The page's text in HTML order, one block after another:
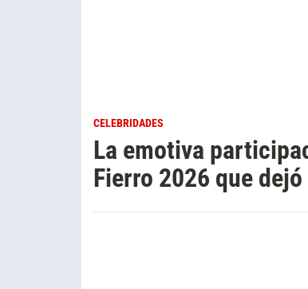
CELEBRIDADES
La emotiva
Fierro 2026 que